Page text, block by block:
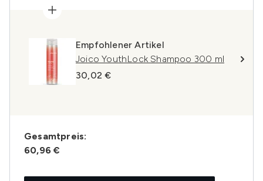
Empfohlener Artikel
Joico YouthLock Shampoo 300 ml
30,02 €
Gesamtpreis:
60,96 €